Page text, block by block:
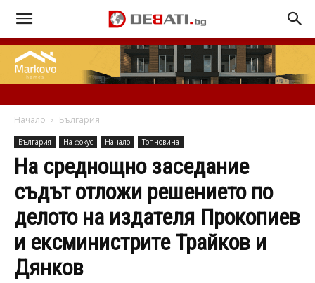
Начало България
България На фокус Начало Топновина
На среднощно заседание
съдът отложи решението по
делото на издателя Прокопиев
и ексминистрите Трайков и
Дянков